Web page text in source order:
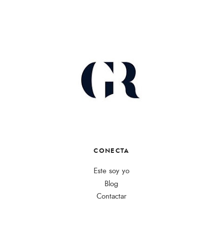
CONECTA
Este soy yo
Blog
Contactar